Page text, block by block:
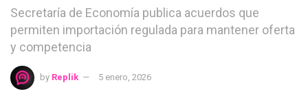
Secretaría de Economía publica acuerdos que
permiten importación regulada para mantener oferta
y competencia
by Replik 5 enero, 2026